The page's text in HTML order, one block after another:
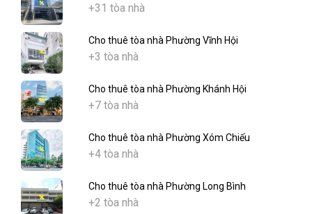
+31 tòa nhà
Cho thuê tòa nhà Phường Vĩnh Hội
+3 tòa nhà
Cho thuê tòa nhà Phường Khánh Hội
+7 tòa nhà
Cho thuê tòa nhà Phường Xóm Chiếu
+4 tòa nhà
Cho thuê tòa nhà Phường Long Bình
+2 tòa nhà